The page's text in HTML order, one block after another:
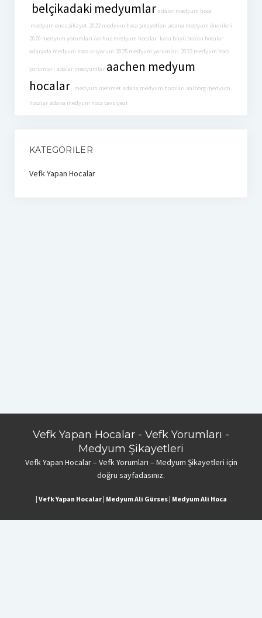
belçikadaki medyumlar adalar medyum hoca
medyum enes şikayet 2022 medyum hoca şikayetleri adana medyum önerileri
2020 medyum yorumları aarhus medyum hocalar kara büyü bozan hocalar
adanada medyum hoca arıyorum 2025 medyum yorumları 2022 medyum hoca
yorumları adalar medyumlar aachen medyum
hocalar
medyum mehmet adana medyum hocaları aalborg medyum
hocalar adana medyum hoca tavsiyesi
KATEGORILER
Vefk Yapan Hocalar
Vefk Yapan Hocalar - Vefk Yorumları -
Medyum Şikayetleri
Vefk Yapan Hocalar – Vefk Yorumları – Medyum Şikayetleri için
doğru sayfadasınız.
| Vefk Yapan Hocalar| Medyum Ali Gürses| Medyum Ali Hoca